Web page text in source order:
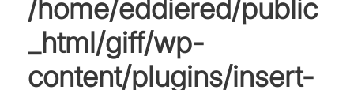
/home/eddiered/public
_html/giff/wp-
content/plugins/insert-